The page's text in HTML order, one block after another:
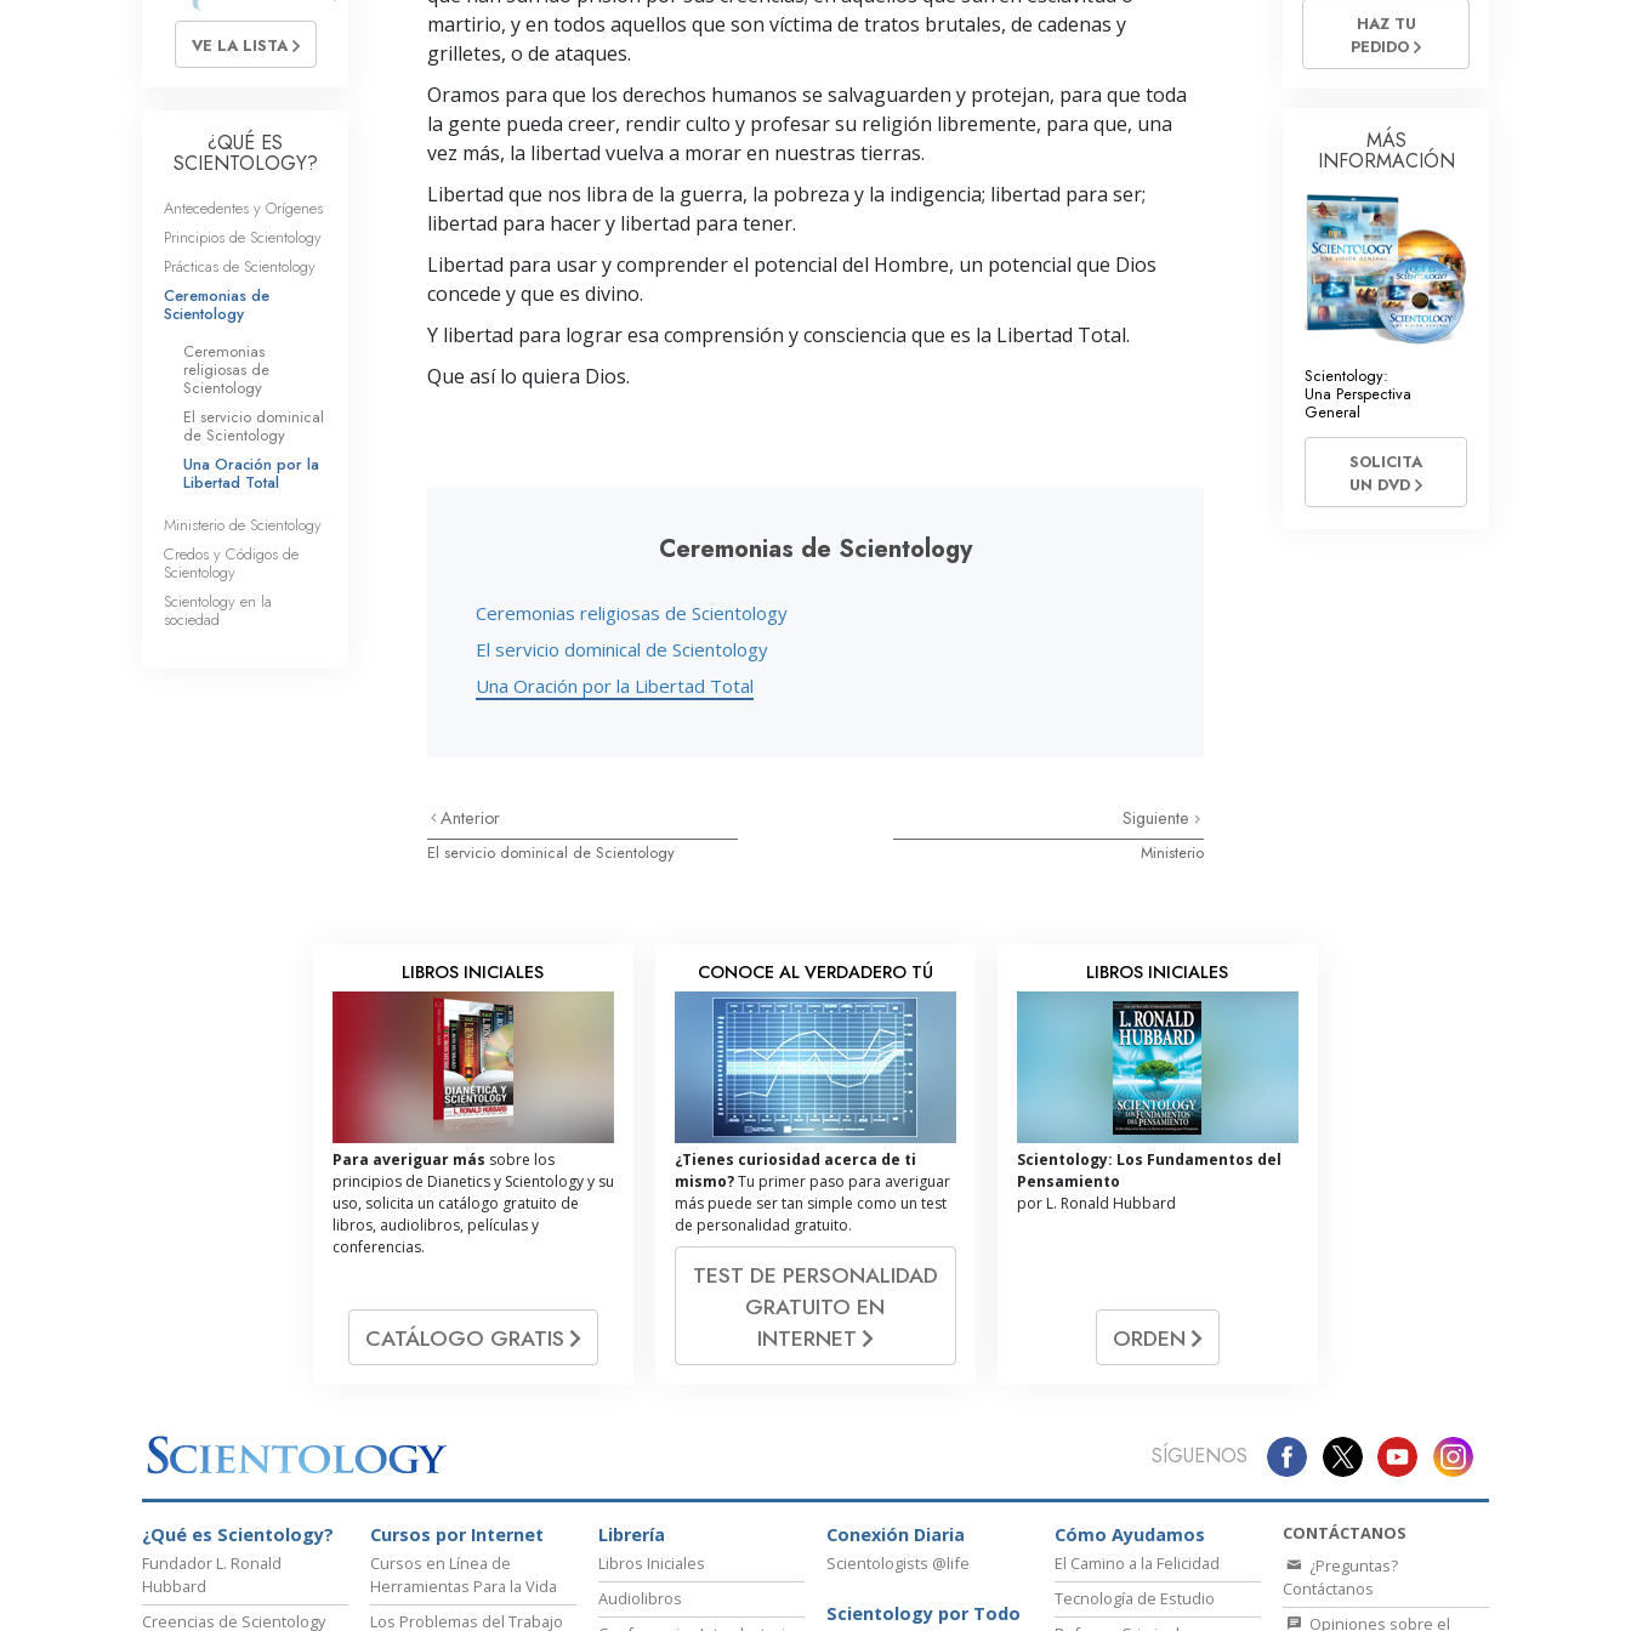
Amor y Odio: ¿Qué es Grandeza?
Respuestas a las Drogas
Herramientas para el Entorno Laboral
La Causa de la Supresión
Los Fundamentos de la Organización
Los Fundamentos de las Relaciones
Objetivos y Metas
La Tecnología de Estudio
martirio, y en todos aquellos que son víctima de tratos brutales, de cadenas y
grilletes, o de ataques.
Oramos para que los derechos humanos se salvaguarden y protejan, para que toda
la gente pueda creer, rendir culto y profesar su religión libremente, para que, una
vez más, la libertad vuelva a morar en nuestras tierras.
Libertad que nos libra de la guerra, la pobreza y la indigencia; libertad para ser;
libertad para hacer y libertad para tener.
Libertad para usar y comprender el potencial del Hombre, un potencial que Dios
concede y que es divino.
Y libertad para lograr esa comprensión y consciencia que es la Libertad Total.
Que así lo quiera Dios.
Ceremonias de Scientology
Ceremonias religiosas de Scientology
El servicio dominical de Scientology
Una Oración por la Libertad Total
Anterior
El servicio dominical de Scientology
Siguiente
Ministerio
VE LA LISTA
¿QUÉ ES
SCIENTOLOGY?
Antecedentes y Orígenes
Principios de Scientology
Prácticas de Scientology
Ceremonias de
Scientology
Ceremonias
religiosas de
Scientology
El servicio dominical
de Scientology
Una Oración por la
Libertad Total
Ministerio de Scientology
Credos y Códigos de
Scientology
Scientology en la
sociedad
HAZ TU
PEDIDO
MÁS
INFORMACIÓN
Scientology:
Una Perspectiva
General
SOLICITA
UN DVD
LIBROS INICIALES
Para averiguar más sobre los
principios de Dianetics y Scientology y su
uso, solicita un catálogo gratuito de
libros, audiolibros, películas y
conferencias.
CATÁLOGO GRATIS
CONOCE AL VERDADERO TÚ
¿Tienes curiosidad acerca de ti
mismo?Tu primer paso para averiguar
más puede ser tan simple como un test
de personalidad gratuito.
TEST DE PERSONALIDAD
GRATUITO EN
INTERNET
LIBROS INICIALES
Scientology: Los Fundamentos del
Pensamiento
por L. Ronald Hubbard
ORDEN
SÍGUENOS
¿Qué es Scientology?
Fundador L. Ronald
Hubbard
Creencias de Scientology
Cursos por Internet
Cursos en Línea de
Herramientas Para la Vida
Los Problemas del Trabajo
Librería
Libros Iniciales
Audiolibros
Conexión Diaria
Scientologists @life
Scientology por Todo
Cómo Ayudamos
El Camino a la Felicidad
Tecnología de Estudio
CONTÁCTANOS
¿Preguntas?
Contáctanos
Opiniones sobre el